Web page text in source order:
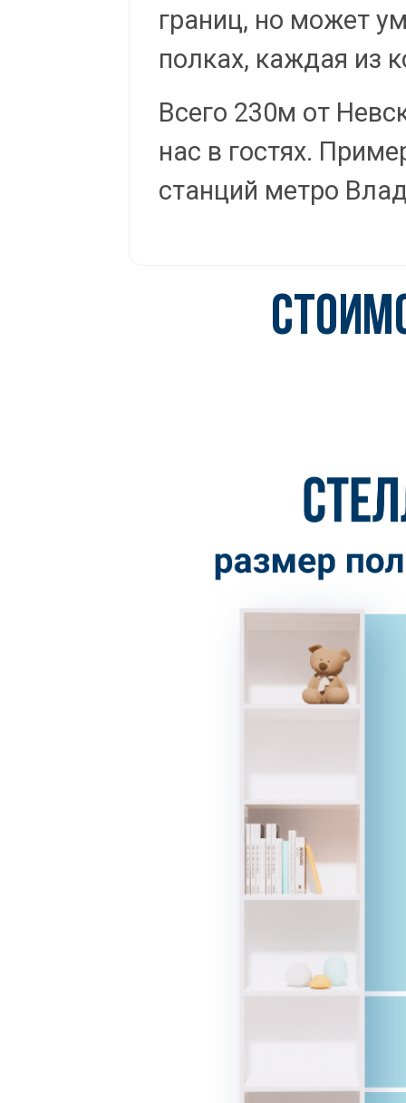
границ, но может
полках, каждая из
Всего 230м от
нас в гостях.
станций метро